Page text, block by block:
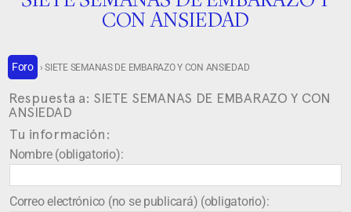
CON ANSIEDAD
Foro › SIETE SEMANAS DE EMBARAZO Y CON ANSIEDAD
Respuesta a: SIETE SEMANAS DE EMBARAZO Y CON
ANSIEDAD
Tu información:
Nombre (obligatorio):
Correo electrónico (no se publicará) (obligatorio):